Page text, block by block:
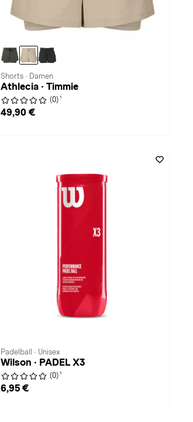
Shorts · Damen
Athlecia · Timmie
(0) 1
49,90 €
Padelball · Unisex
Wilson · PADEL X3
(0) 1
6,95 €